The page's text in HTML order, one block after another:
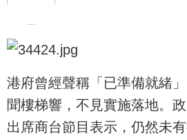
港府曾經聲稱「已準備就緒
聞樓梯響，不見實施落地。
出席商台節目表示，仍然未